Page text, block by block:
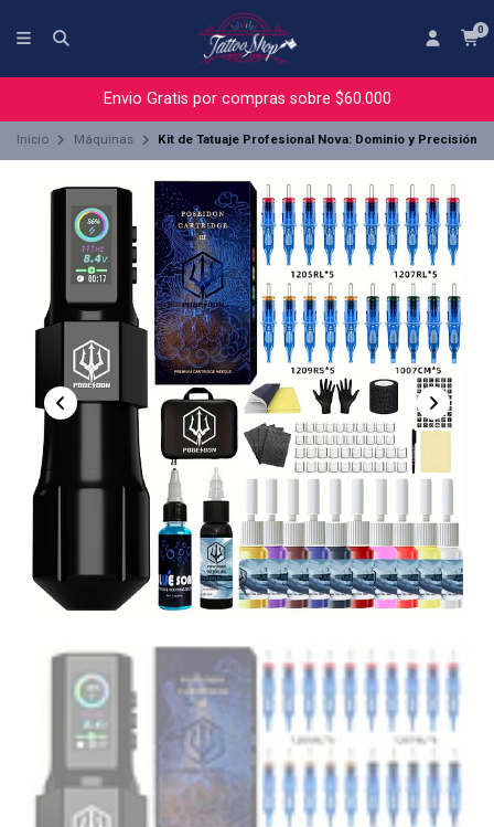
0
Envio Gratis por compras sobre $60.000
Inicio Máquinas Kit de Tatuaje Profesional Nova: Dominio y Precisión